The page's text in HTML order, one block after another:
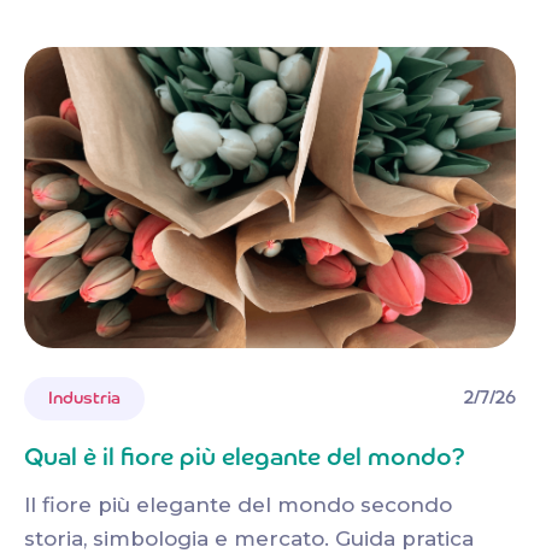
Industria 2/7/26
Qual è il fiore più elegante del mondo?
Il fiore più elegante del mondo secondo
storia, simbologia e mercato. Guida pratica